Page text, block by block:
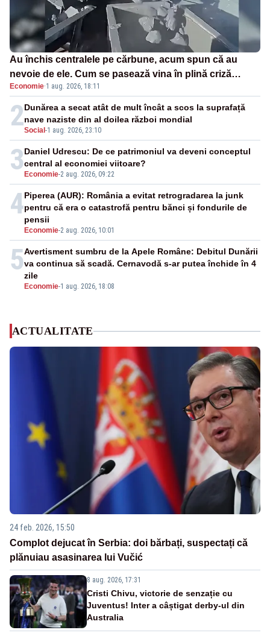
Au închis centralele pe cărbune, acum spun că au
nevoie de ele. Cum se pasează vina în plină criză
energetică
Economie·1 aug. 2026, 18:11
2Social -1 aug. 2026, 23:10
Dunărea a secat atât de mult încât a scos la suprafață
nave naziste din al doilea război mondial
3 Economie-2 aug. 2026, 09:22
Daniel Udrescu: De ce patrimoniul va deveni conceptul
central al economiei viitoare?
4
Economie-2 aug. 2026, 10:01
Piperea (AUR): România a evitat retrogradarea la junk
pentru că era o catastrofă pentru bănci și fondurile de
pensii
5
Economie-1 aug. 2026, 18:08
Avertisment sumbru de la Apele Române: Debitul Dunării
va continua să scadă. Cernavodă s-ar putea închide în 4
zile
ACTUALITATE
24 feb. 2026, 15:50
Complot dejucat în Serbia: doi bărbați, suspectați că
plănuiau asasinarea lui Vučić
8 aug. 2026, 17:31
Cristi Chivu, victorie de senzație cu
Juventus! Inter a câștigat derby-ul din
Australia